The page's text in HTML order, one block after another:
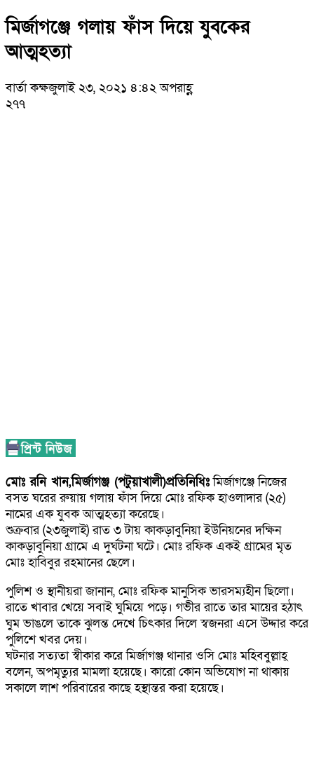
মির্জাগঞ্জে গলায় ফাঁস দিয়ে যুবকের
আত্মহত্যা
বার্তা কক্ষজুলাই ২৩, ২০২১ ৪:৪২ অপরাহ্ণ
২৭৭
মোঃ রনি খান,মির্জাগঞ্জ (পটুয়াখালী)প্রতিনিধিঃমির্জাগঞ্জে নিজের
বসত ঘরের রুয়ায় গলায় ফাঁস দিয়ে মোঃ রফিক হাওলাদার (২৫)
নামের এক যুবক আত্মহত্যা করেছে।
শুক্রবার (২৩জুলাই) রাত ৩ টায় কাকড়াবুনিয়া ইউনিয়নের দক্ষিন
কাকড়াবুনিয়া গ্রামে এ দুর্ঘটনা ঘটে। মোঃ রফিক একই গ্রামের মৃত
মোঃ হাবিবুর রহমানের ছেলে।
পুলিশ ও স্থানীয়রা জানান, মোঃ রফিক মানুসিক ভারসম্যহীন ছিলো।
রাতে খাবার খেয়ে সবাই ঘুমিয়ে পড়ে। গভীর রাতে তার মায়ের হঠাৎ
ঘুম ভাঙলে তাকে ঝুলন্ত দেখে চিৎকার দিলে স্বজনরা এসে উদ্দার করে
পুলিশে খবর দেয়।
ঘটনার সত্যতা স্বীকার করে মির্জাগঞ্জ থানার ওসি মোঃ মহিববুল্লাহ্
বলেন, অপমৃত্যুর মামলা হয়েছে। কারো কোন অভিযোগ না থাকায়
সকালে লাশ পরিবারের কাছে হস্থান্তর করা হয়েছে।